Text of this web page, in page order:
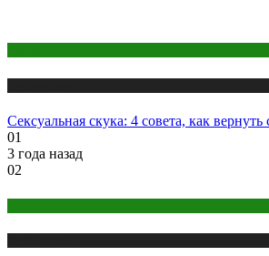
Сексуальная скука: 4 совета, как
01
3 года назад
02